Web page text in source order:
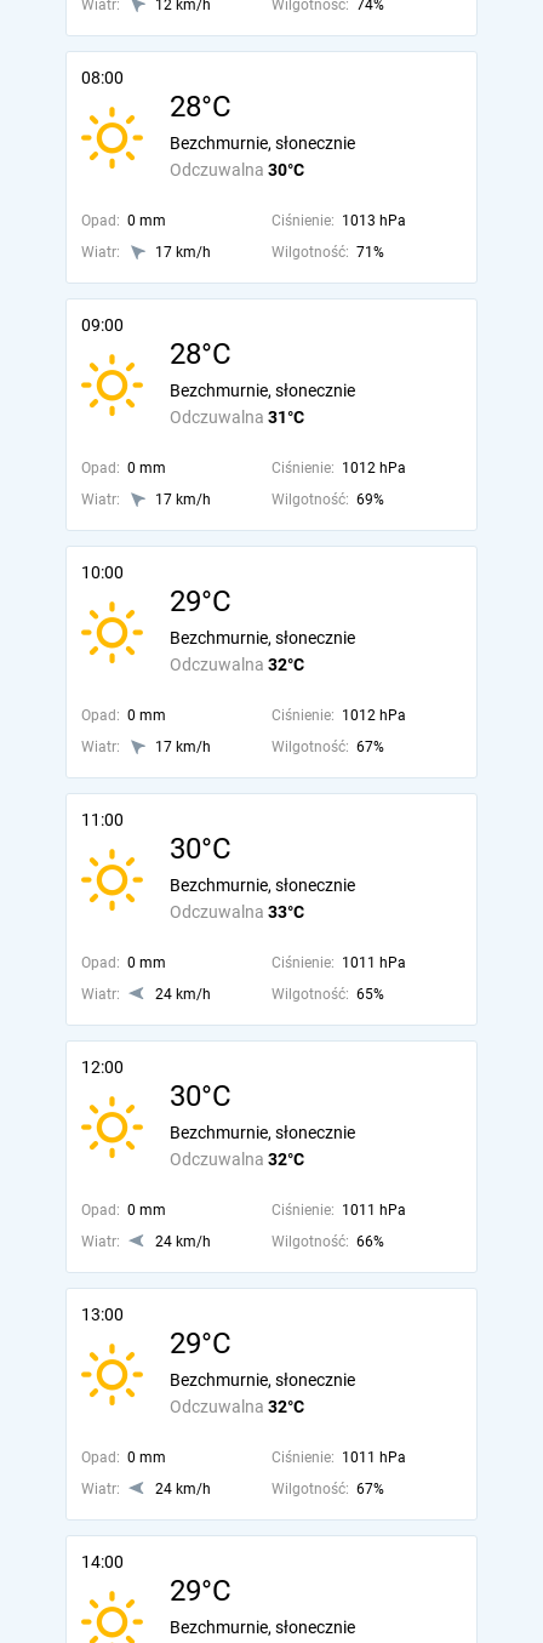
Wiatr: 12 km/h Wilgotność: 74%
08:00
28°C
Odczuwalna 30°C
Bezchmurnie, słonecznie
Opad: 0 mm Ciśnienie: 1013 hPa
Wiatr:
17 km/h Wilgotność: 71%
09:00
28°C
Odczuwalna 31°C
Bezchmurnie, słonecznie
Opad: 0 mm Ciśnienie: 1012 hPa
Wiatr:
17 km/h Wilgotność: 69%
10:00
29°C
Odczuwalna 32°C
Bezchmurnie, słonecznie
Opad: 0 mm Ciśnienie: 1012 hPa
Wiatr:
17 km/h Wilgotność: 67%
11:00
30°C
Odczuwalna 33°C
Bezchmurnie, słonecznie
Opad: 0 mm Ciśnienie: 1011 hPa
Wiatr:
24 km/h Wilgotność: 65%
12:00
30°C
Odczuwalna 32°C
Bezchmurnie, słonecznie
Opad: 0 mm Ciśnienie: 1011 hPa
Wiatr:
24 km/h Wilgotność: 66%
13:00
29°C
Odczuwalna 32°C
Bezchmurnie, słonecznie
Opad: 0 mm Ciśnienie: 1011 hPa
Wiatr:
24 km/h Wilgotność: 67%
14:00
29°C
Bezchmurnie, słonecznie